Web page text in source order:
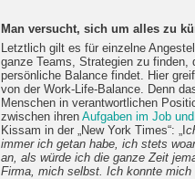
Man versucht, sich um alles zu
Letztlich gilt es für einzelne
ganze Teams, Strategien zu finden,
persönliche Balance findet. Hier
von der Work-Life-Balance. Denn
Menschen in verantwortlichen
zwischen ihren Aufgaben im Job
Kissam in der „New York Times“: „I
immer ich getan habe, ich stets
an, als würde ich die ganze Zeit
Firma, mich selbst. Ich konnte